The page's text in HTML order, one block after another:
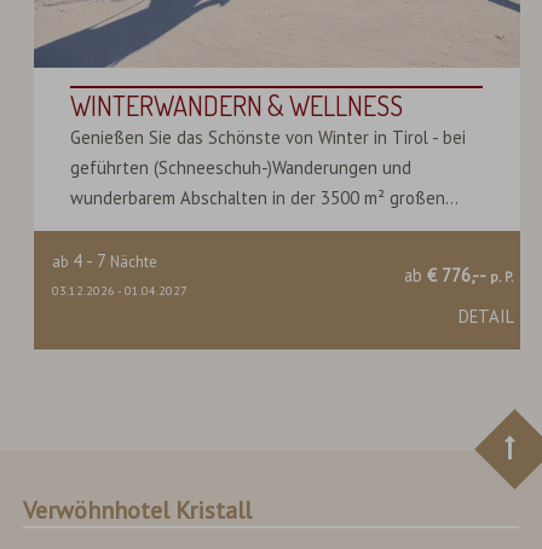
WINTERWANDERN & WELLNESS
Genießen Sie das Schönste von Winter in Tirol - bei
geführten (Schneeschuh-)Wanderungen und
wunderbarem Abschalten in der 3500 m² großen...
ab 4 - 7 Nächte
03.12.2026 -01.04.2027
ab € 776,-- p. P.
DETAIL
Verwöhnhotel Kristall